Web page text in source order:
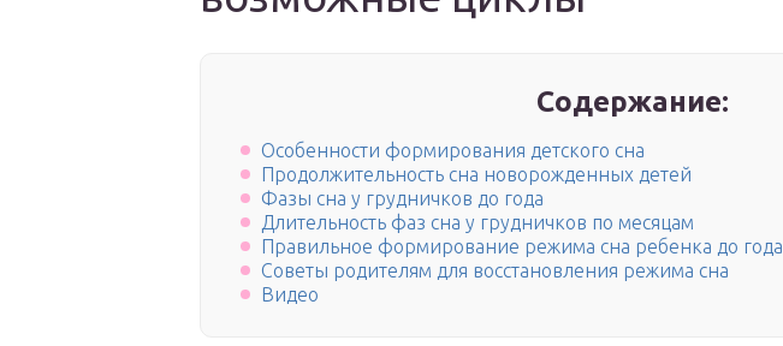
Содержание:
Особенности формирования детского сна
Продолжительность сна новорожденных детей
Фазы сна у грудничков до года
Длительность фаз сна у грудничков по месяцам
Правильное формирование режима сна ребенка до года
Советы родителям для восстановления режима сна
Видео